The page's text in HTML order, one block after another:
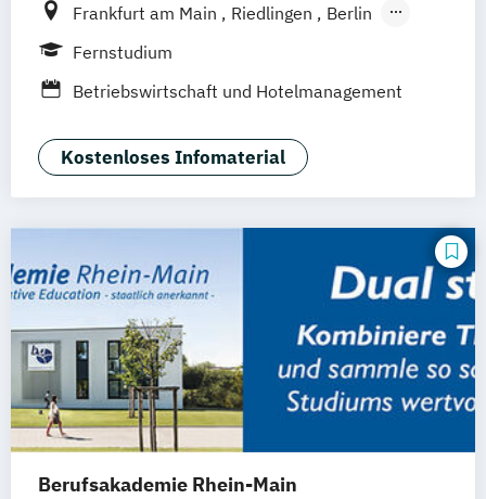
Frankfurt am Main Riedlingen
Berlin
Dresden
Ellwangen Zell Leipzig Mannheim
Wertheim Wien Hamm Zürich
Fernstudium
Betriebswirtschaft und Hotelmanagement
Kostenloses Infomaterial
Berufsakademie Rhein-Main